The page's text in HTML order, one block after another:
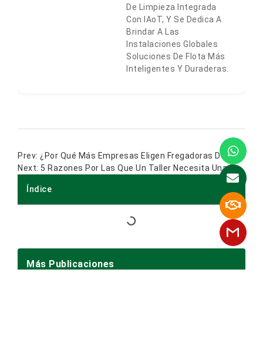
Índice
Más Publicaciones
De Limpieza Integrada
Con IAoT, Y Se Dedica A
Brindar A Las
Instalaciones Globales
Soluciones De Flota Más
Inteligentes Y Duraderas.
¿Por Qué Más Empresas Eligen Fregadoras De Suelos Usadas?
5 Razones Por Las Que Un Taller Necesita Una Fregadora De Suelos Para Automóviles